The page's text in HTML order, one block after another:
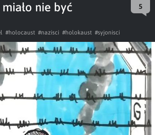
nie być
5
#holocaust #nazisci #holokaust #syjonisci